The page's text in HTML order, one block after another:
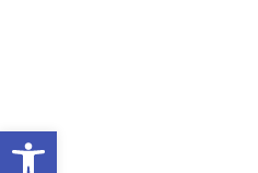
Open toolbar